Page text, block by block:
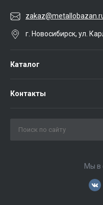
г. Новосибирск, ул.
Каталог
Контакты
Мы в